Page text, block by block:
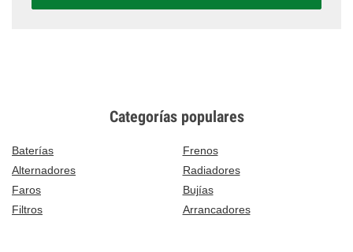
Categorías populares
Baterías
Frenos
Alternadores
Radiadores
Faros
Bujías
Filtros
Arrancadores